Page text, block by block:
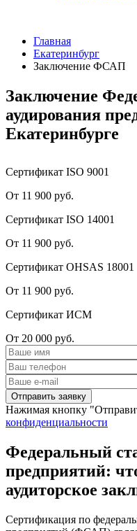
Главная
Екатеринбург
Заключение ФСАП
Заключение
аудирования
Екатеринбурге
Сертификат ISO 9001
От 11 900 руб.
Сертификат ISO 14001
От 11 900 руб.
Сертификат OHSAS 18001
От 11 900 руб.
Сертификат ИСМ
От 20 000 руб.
Нажимая кнопку
конфиденциальности
Федеральный
предприятий:
аудиторское
Сертификация по